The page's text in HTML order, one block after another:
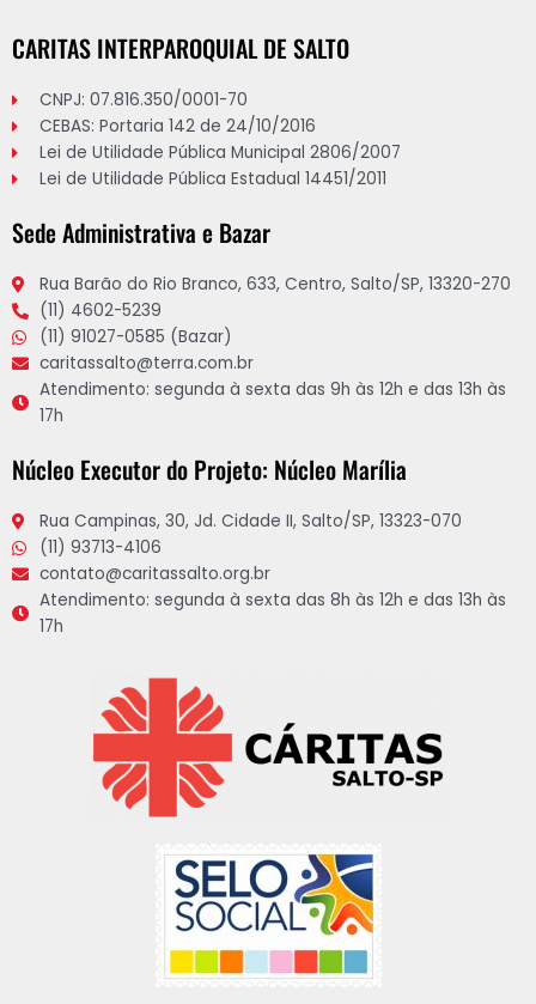
CARITAS INTERPAROQUIAL DE SALTO
CNPJ: 07.816.350/0001-70
CEBAS: Portaria 142 de 24/10/2016
Lei de Utilidade Pública Municipal 2806/2007
Lei de Utilidade Pública Estadual 14451/2011
Sede Administrativa e Bazar
Rua Barão do Rio Branco, 633, Centro, Salto/SP, 13320-270
(11) 4602-5239
(11) 91027-0585 (Bazar)
caritassalto@terra.com.br
Atendimento: segunda à sexta das 9h às 12h e das 13h às
17h
Núcleo Executor do Projeto: Núcleo Marília
Rua Campinas, 30, Jd. Cidade II, Salto/SP, 13323-070
(11) 93713-4106
contato@caritassalto.org.br
Atendimento: segunda à sexta das 8h às 12h e das 13h às
17h